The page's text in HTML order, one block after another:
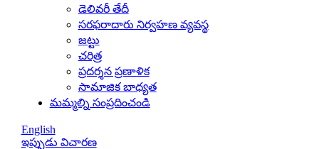
డెలివరీ తేదీ
సరఫరాదారు నిర్వహణ వ్యవస్థ
జట్టు
చరిత్ర
ప్రదర్శన ప్రణాళిక
సామాజిక బాధ్యత
మమ్మల్ని సంప్రదించండి
English
ఇప్పుడు విచారణ